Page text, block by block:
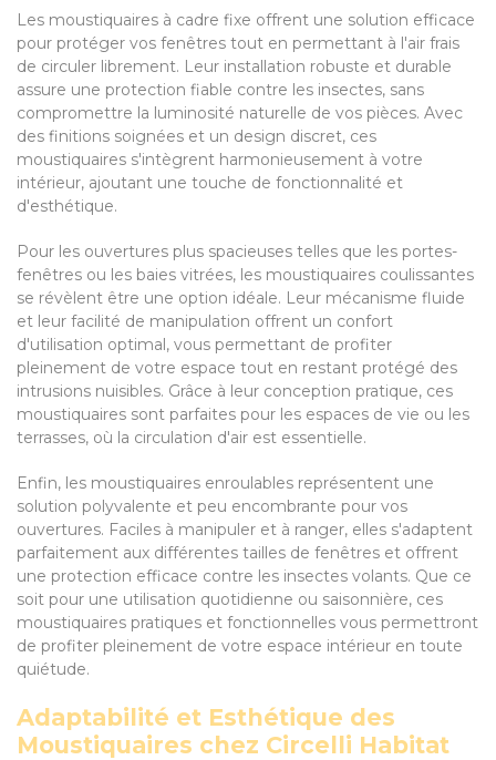
Les moustiquaires à cadre fixe offrent une solution efficace
pour protéger vos fenêtres tout en permettant à l'air frais
de circuler librement. Leur installation robuste et durable
assure une protection fiable contre les insectes, sans
compromettre la luminosité naturelle de vos pièces. Avec
des finitions soignées et un design discret, ces
moustiquaires s'intègrent harmonieusement à votre
intérieur, ajoutant une touche de fonctionnalité et
d'esthétique.
Pour les ouvertures plus spacieuses telles que les portes-
fenêtres ou les baies vitrées, les moustiquaires coulissantes
se révèlent être une option idéale. Leur mécanisme fluide
et leur facilité de manipulation offrent un confort
d'utilisation optimal, vous permettant de profiter
pleinement de votre espace tout en restant protégé des
intrusions nuisibles. Grâce à leur conception pratique, ces
moustiquaires sont parfaites pour les espaces de vie ou les
terrasses, où la circulation d'air est essentielle.
Enfin, les moustiquaires enroulables représentent une
solution polyvalente et peu encombrante pour vos
ouvertures. Faciles à manipuler et à ranger, elles s'adaptent
parfaitement aux différentes tailles de fenêtres et offrent
une protection efficace contre les insectes volants. Que ce
soit pour une utilisation quotidienne ou saisonnière, ces
moustiquaires pratiques et fonctionnelles vous permettront
de profiter pleinement de votre espace intérieur en toute
quiétude.
Adaptabilité et Esthétique des
Moustiquaires chez Circelli Habitat